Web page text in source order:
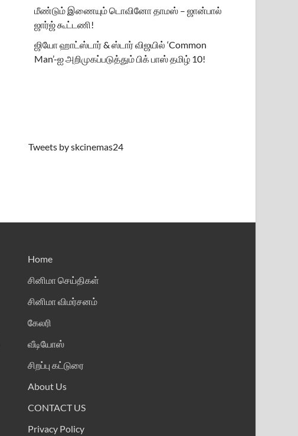
மீண்டும் இணையும் டொவினோ தாமஸ் – ஜான்பால்
ஜார்ஜ் கூட்டணி!
ஜியோ ஹாட்ஸ்டார் & ஸ்டார் விஜயில் ‘Common
Man’-ஐ அறிமுகப்படுத்தும் பிக் பாஸ் தமிழ் 10!
Tweets by skcinemas24
Home
சினிமா செய்திகள்
சினிமா விமர்சனம்
கேலரி
வீடியோஸ்
சிறப்பு கட்டுரை
About Us
CONTACT US
Privacy Policy